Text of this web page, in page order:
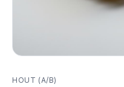
HOUT (A/B)